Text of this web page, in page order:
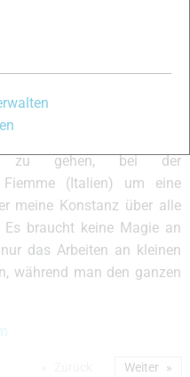
eine wirklich einzigartige
Vielleicht kreuzen sich
Was ist deine Vision
wieder auf die Jagd nach
zu gehen, bei der
(Italien) um eine
meine Konstanz über alle
Es braucht keine Magie an
das Arbeiten an kleinen
während man den ganzen
Weiter